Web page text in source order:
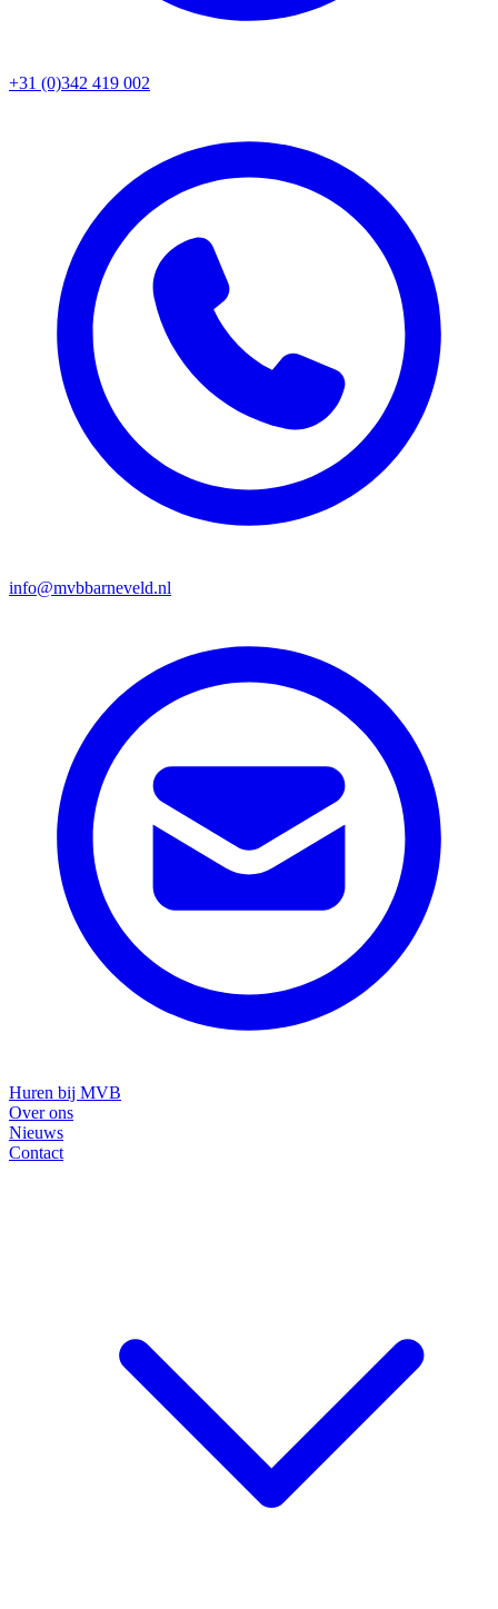
+31 (0)342 419 002
info@mvbbarneveld.nl
Huren bij MVB
Over ons
Nieuws
Contact